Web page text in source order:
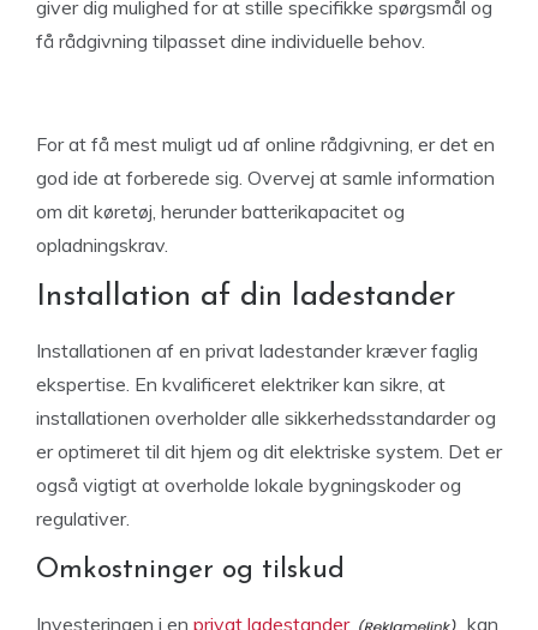
giver dig mulighed for at stille specifikke spørgsmål og
få rådgivning tilpasset dine individuelle behov.
For at få mest muligt ud af online rådgivning, er det en
god ide at forberede sig. Overvej at samle information
om dit køretøj, herunder batterikapacitet og
opladningskrav.
Installation af din ladestander
Installationen af en privat ladestander kræver faglig
ekspertise. En kvalificeret elektriker kan sikre, at
installationen overholder alle sikkerhedsstandarder og
er optimeret til dit hjem og dit elektriske system. Det er
også vigtigt at overholde lokale bygningskoder og
regulativer.
Omkostninger og tilskud
Investeringen i en privat ladestander kan